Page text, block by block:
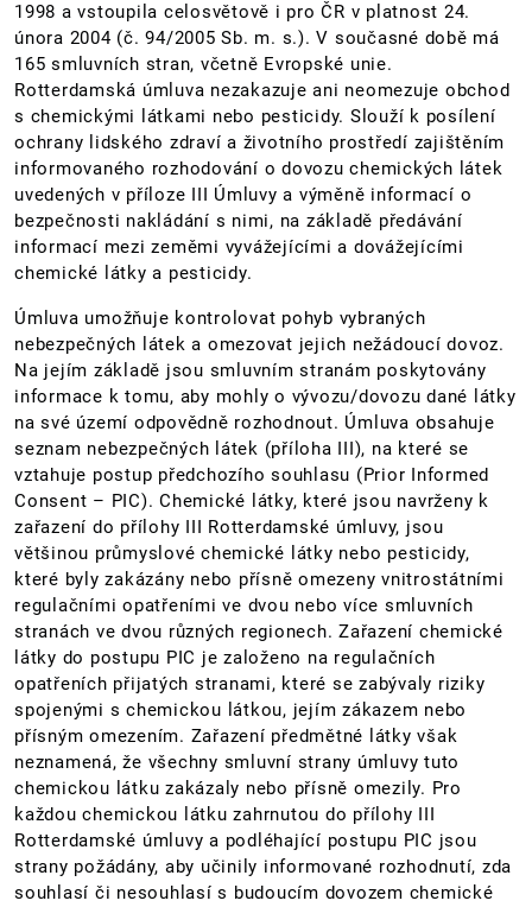
1998 a vstoupila celosvětově i pro ČR v platnost 24.
února 2004 (č. 94/2005 Sb. m. s.). V současné době má
165 smluvních stran, včetně Evropské unie.
Rotterdamská úmluva nezakazuje ani neomezuje obchod
s chemickými látkami nebo pesticidy. Slouží k posílení
ochrany lidského zdraví a životního prostředí zajištěním
informovaného rozhodování o dovozu chemických látek
uvedených v příloze III Úmluvy a výměně informací o
bezpečnosti nakládání s nimi, na základě předávání
informací mezi zeměmi vyvážejícími a dovážejícími
chemické látky a pesticidy.
Úmluva umožňuje kontrolovat pohyb vybraných
nebezpečných látek a omezovat jejich nežádoucí dovoz.
Na jejím základě jsou smluvním stranám poskytovány
informace k tomu, aby mohly o vývozu/dovozu dané látky
na své území odpovědně rozhodnout. Úmluva obsahuje
seznam nebezpečných látek (příloha III), na které se
vztahuje postup předchozího souhlasu (Prior Informed
Consent – PIC). Chemické látky, které jsou navrženy k
zařazení do přílohy III Rotterdamské úmluvy, jsou
většinou průmyslové chemické látky nebo pesticidy,
které byly zakázány nebo přísně omezeny vnitrostátními
regulačními opatřeními ve dvou nebo více smluvních
stranách ve dvou různých regionech. Zařazení chemické
látky do postupu PIC je založeno na regulačních
opatřeních přijatých stranami, které se zabývaly riziky
spojenými s chemickou látkou, jejím zákazem nebo
přísným omezením. Zařazení předmětné látky však
neznamená, že všechny smluvní strany úmluvy tuto
chemickou látku zakázaly nebo přísně omezily. Pro
každou chemickou látku zahrnutou do přílohy III
Rotterdamské úmluvy a podléhající postupu PIC jsou
strany požádány, aby učinily informované rozhodnutí, zda
souhlasí či nesouhlasí s budoucím dovozem chemické